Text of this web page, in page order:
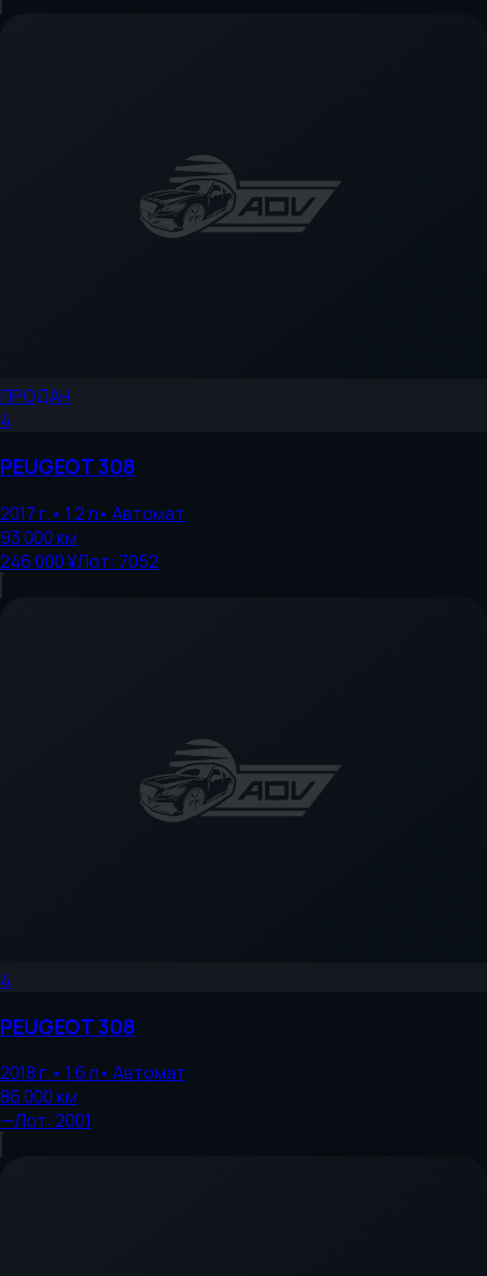
ПРОДАН
4
PEUGEOT308
2017г.• 1.2л• Автомат
93 000км
246 000 ¥Лот: 7052
4
PEUGEOT308
2018г.• 1.6л• Автомат
86 000км
—Лот: 2001